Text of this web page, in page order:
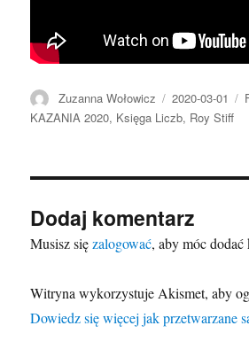
Autor
Zuzanna Wołowicz
Data
publikacji
2020-03-01
KAZANIA 2020, Księga Liczb, Roy Stiff
Dodaj komentarz
Musisz sięzalogować, aby móc dodać
Witryna wykorzystuje Akismet, aby
Dowiedz się więcej jak przetwarzane